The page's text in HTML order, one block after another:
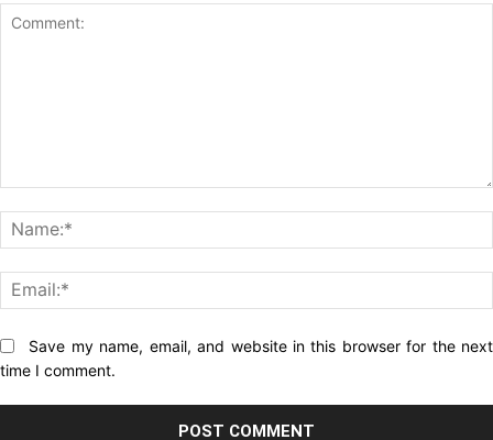
Website:Save my name, email, and website in this browser for the next
time I comment.